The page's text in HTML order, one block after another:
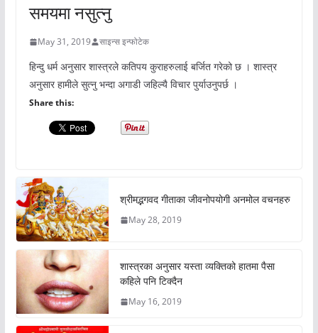
समयमा नसुत्नु
May 31, 2019 साइन्स इन्फोटेक
हिन्दु धर्म अनुसार शास्त्रले कतिपय कुराहरुलाई बर्जित गरेको छ । शास्त्र
अनुसार हामीले सुत्नु भन्दा अगाडी जहिल्यै विचार पुर्याउनुपर्छ ।
Share this:
श्रीमद्भगवद गीताका जीवनोपयोगी अनमोल वचनहरु
May 28, 2019
शास्त्रका अनुसार यस्ता व्यक्तिको हातमा पैसा
कहिले पनि टिक्दैन
May 16, 2019